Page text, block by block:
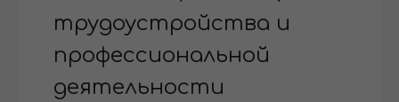
трудоустройства и
профессиональной
деятельности